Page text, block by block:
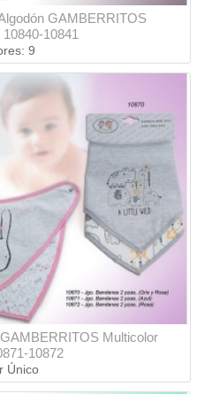
GAMBERRITOS
10841
9
Multicolor
10872
Único